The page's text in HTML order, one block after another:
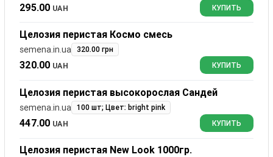
295.00 UAH КУПИТЬ
Целозия перистая Космо смесь
semena.in.ua 320.00 грн
320.00 UAH КУПИТЬ
Целозия перистая высокорослая Сандей
semena.in.ua 100 шт; Цвет: bright pink
447.00 UAH КУПИТЬ
Целозия перистая New Look 1000гр.